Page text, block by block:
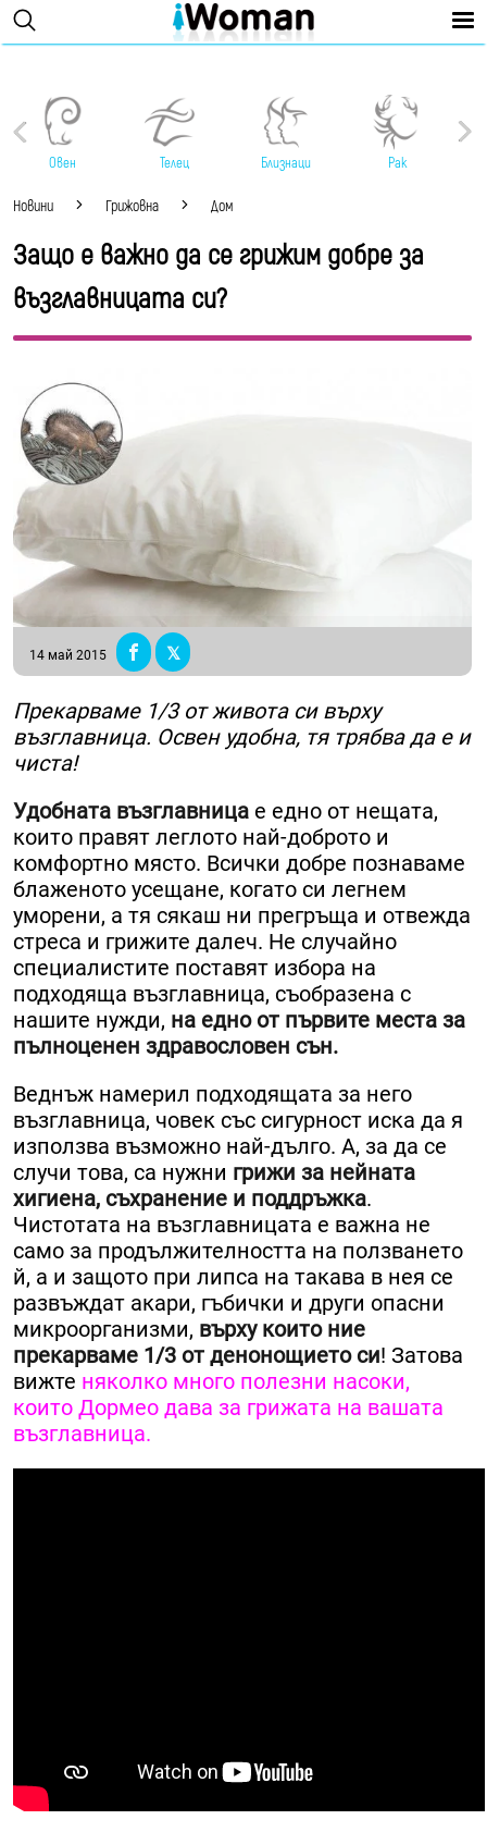
Овен Телец Близнаци Рак
Новини Грижовна Дом
Защо е важно да се грижим добре за
възглавницата си?
14 май 2015
Прекарваме 1/3 от живота си върху
възглавница. Освен удобна, тя трябва да е и
чиста!
Удобната възглавница е едно от нещата,
които правят леглото най-доброто и
комфортно място. Всички добре познаваме
блаженото усещане, когато си легнем
уморени, а тя сякаш ни прегръща и отвежда
стреса и грижите далеч. Не случайно
специалистите поставят избора на
подходяща възглавница, съобразена с
нашите нужди, на едно от първите места за
пълноценен здравословен сън.
Веднъж намерил подходящата за него
възглавница, човек със сигурност иска да я
използва възможно най-дълго. А, за да се
случи това, са нужни грижи за нейната
хигиена, съхранение и поддръжка.
Чистотата на възглавницата е важна не
само за продължителността на ползването
й, а и защото при липса на такава в нея се
развъждат акари, гъбички и други опасни
микроорганизми, върху които ние
прекарваме 1/3 от денонощието си! Затова
вижте няколко много полезни насоки,
които Дормео дава за грижата на вашата
възглавница.